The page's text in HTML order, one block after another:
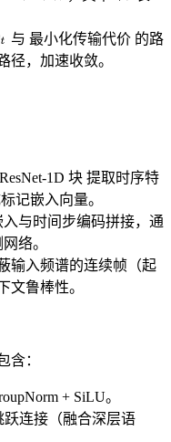
t ​与 ​​最小化传输代价​​ 的路
径，加速收敛。
1D 块​​ 提取时序特
记嵌入向量。
与时间步编码拼接，通
络。
输入频谱的连续帧（起
文鲁棒性。
含：
+ SiLU。
跃连接（融合深层语